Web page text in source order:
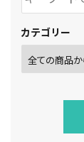
カテゴリー